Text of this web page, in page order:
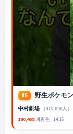
#5 野生ポケモ
中村劇場
（475,000人）
190,458回再生 14:15